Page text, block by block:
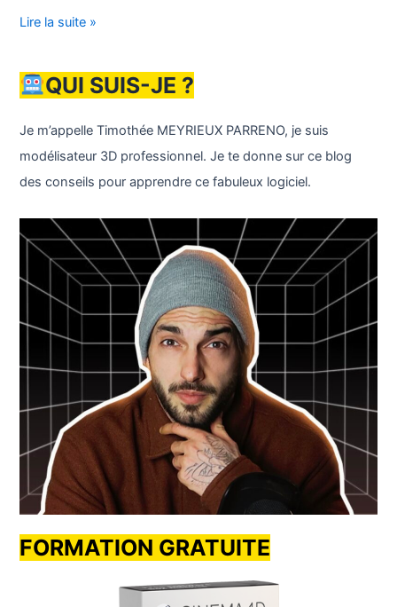
Les
clavier
C4D
pdf
Lire la suite »
QUI SUIS-JE ?
Je m’appelle Timothée MEYRIEUX PARRENO, je suis
modélisateur 3D professionnel. Je te donne sur ce blog
des conseils pour apprendre ce fabuleux logiciel.
FORMATION GRATUITE